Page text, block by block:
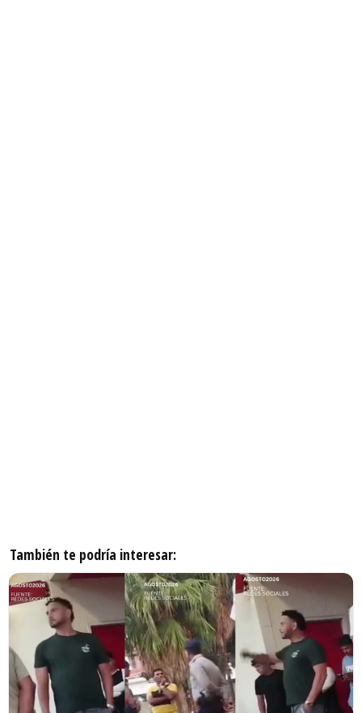
También te podría interesar: